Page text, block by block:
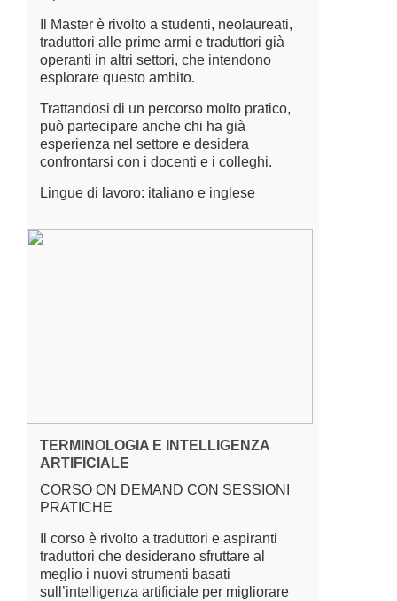
Il Master è rivolto a studenti, neolaureati,
traduttori alle prime armi e traduttori già
operanti in altri settori, che intendono
esplorare questo ambito.
Trattandosi di un percorso molto pratico,
può partecipare anche chi ha già
esperienza nel settore e desidera
confrontarsi con i docenti e i colleghi.
Lingue di lavoro: italiano e inglese
TERMINOLOGIA E INTELLIGENZA
ARTIFICIALE
CORSO ON DEMAND CON SESSIONI
PRATICHE
Il corso è rivolto a traduttori e aspiranti
traduttori che desiderano sfruttare al
meglio i nuovi strumenti basati
sull’intelligenza artificiale per migliorare